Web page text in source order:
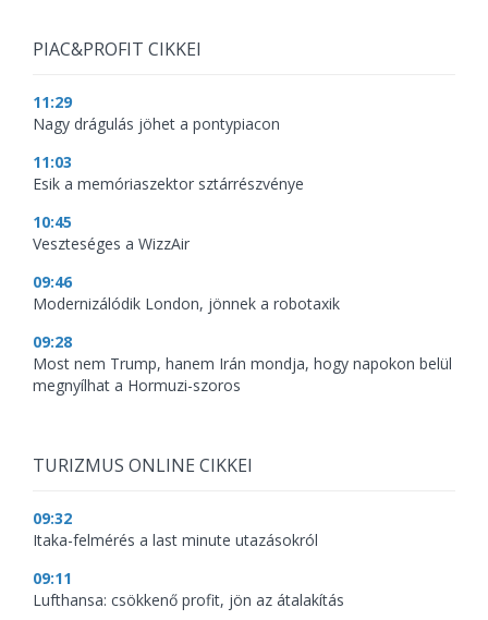
PIAC&PROFIT CIKKEI
11:29
Nagy drágulás jöhet a pontypiacon
11:03
Esik a memóriaszektor sztárrészvénye
10:45
Veszteséges a WizzAir
09:46
Modernizálódik London, jönnek a robotaxik
09:28
Most nem Trump, hanem Irán mondja, hogy napokon belül
megnyílhat a Hormuzi-szoros
TURIZMUS ONLINE CIKKEI
09:32
Itaka-felmérés a last minute utazásokról
09:11
Lufthansa: csökkenő profit, jön az átalakítás